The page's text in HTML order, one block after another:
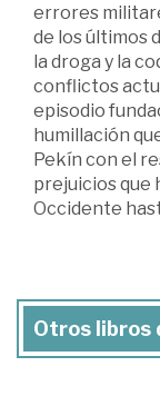
errores
de los últimos
la droga y la
conflictos
episodio
humillación
Pekín con el
prejuicios que
Occidente
Otros libros